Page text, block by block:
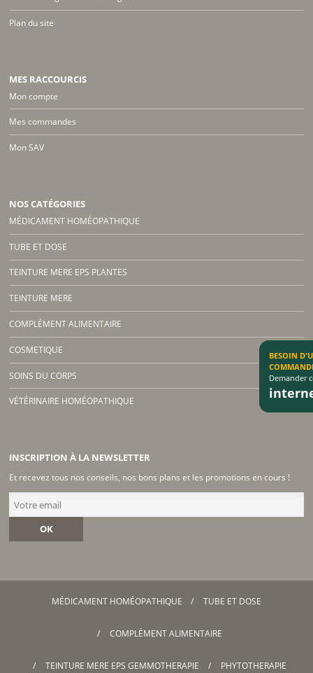
Plan du site
MES RACCOURCIS
Mon compte
Mes commandes
Mon SAV
NOS CATÉGORIES
MÉDICAMENT HOMÉOPATHIQUE
TUBE ET DOSE
TEINTURE MERE EPS PLANTES
TEINTURE MERE
COMPLÉMENT ALIMENTAIRE
COSMETIQUE
SOINS DU CORPS
VÉTÉRINAIRE HOMÉOPATHIQUE
INSCRIPTION À LA NEWSLETTER
Et recevez tous nos conseils, nos bons plans et les promotions en cours !
OK
MÉDICAMENT HOMÉOPATHIQUE TUBE ET DOSE
COMPLÉMENT ALIMENTAIRE
TEINTURE MERE EPS GEMMOTHERAPIE PHYTOTHERAPIE
BESOIN
Demander